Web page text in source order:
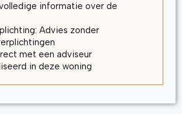
informatie over de
Advies zonder
met een adviseur
in deze woning